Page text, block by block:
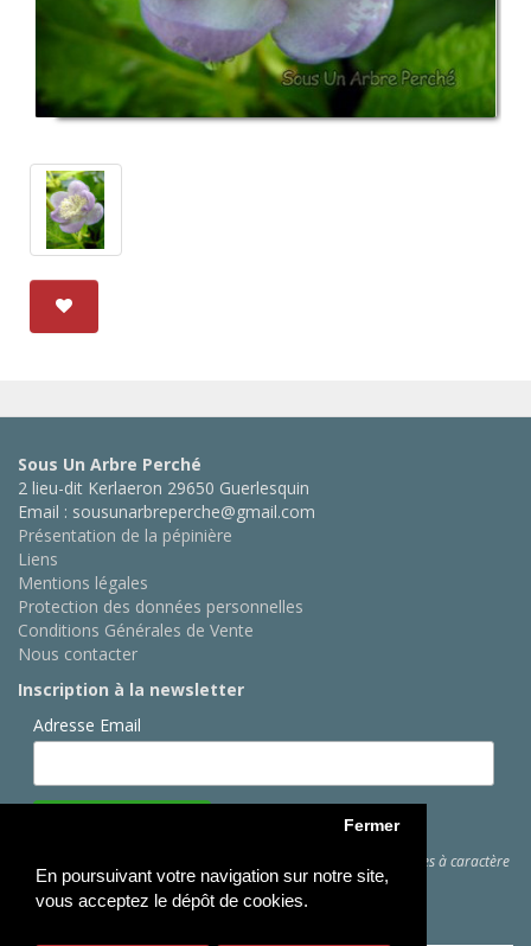
En poursuivant votre navigation sur notre site,
vous acceptez le dépôt de cookies.
Fermer
Sous Un Arbre Perché
2 lieu-dit Kerlaeron 29650 Guerlesquin
Email : sousunarbreperche@gmail.com
Présentation de la pépinière
Liens
Mentions légales
Protection des données personnelles
Conditions Générales de Vente
Nous contacter
Inscription à la newsletter
Adresse Email
pour des informations sur les traitements de données à caractère
personnel